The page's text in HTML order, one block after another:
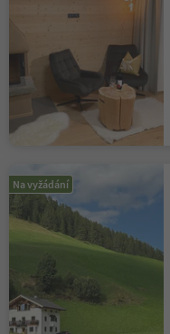
Na vyžádání